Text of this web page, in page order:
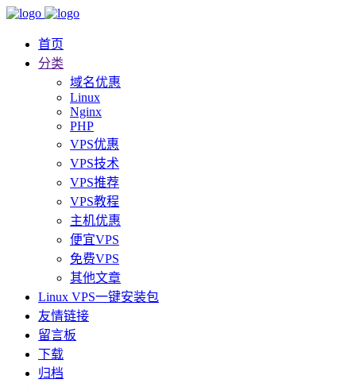
首页
分类
域名优惠
Linux
Nginx
PHP
VPS优惠
VPS技术
VPS推荐
VPS教程
主机优惠
便宜VPS
免费VPS
其他文章
Linux VPS一键安装包
友情链接
留言板
下载
归档